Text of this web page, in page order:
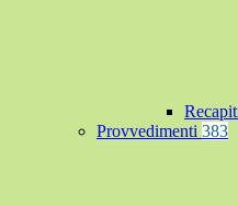
Provvedimenti 383